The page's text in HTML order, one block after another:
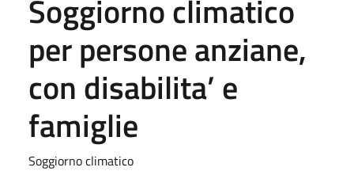
Soggiorno climatico
per persone anziane,
con disabilita’ e
famiglie
Soggiorno climatico